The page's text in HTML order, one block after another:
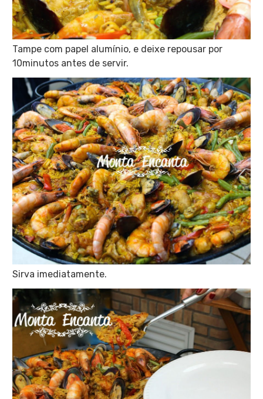
Tampe com papel alumínio, e deixe repousar por
10minutos antes de servir.
Sirva imediatamente.